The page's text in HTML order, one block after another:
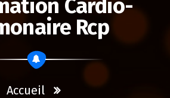
Cardio-
Rcp
Accueil